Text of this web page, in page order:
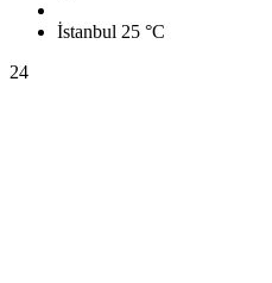
İstanbul 25 °C
24